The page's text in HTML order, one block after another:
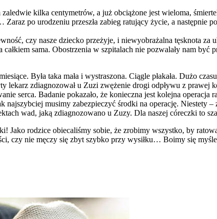
zaledwie kilka centymetrów, a już obciążone jest wieloma,
po urodzeniu przeszła zabieg ratujący życie, a następnie
czy nasze dziecko przeżyje, i niewyobrażalna tęsknota
sama. Obostrzenia w szpitalach nie pozwalały nam
Była taka mała i wystraszona. Ciągle płakała. Dużo
lekarz zdiagnozował u Zuzi zwężenie drogi odpływu z prawej
serca. Badanie pokazało, że konieczna jest kolejna
musimy zabezpieczyć środki na operację. Niestety
wad, jaką zdiagnozowano u Zuzy. Dla naszej córeczki to
Jako rodzice obiecaliśmy sobie, że zrobimy wszystko, by
czy nie męczy się zbyt szybko przy wysiłku… Boimy się